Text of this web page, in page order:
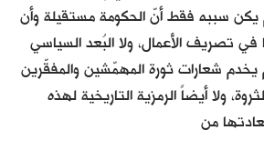
يكن سببه فقط أنّ الحكومة مستقيلة وأن
في تصريف الأعمال، ولا البُعد السياسي
يخدم شعارات ثورة المهمّشين والمفقّرين
ولا أيضاً الرمزية التاريخية لهذه
من